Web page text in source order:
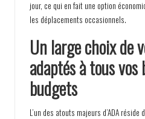
jour, ce qui en fait une option
les déplacements occasionnels.
Un large choix de
adaptés à tous vos
budgets
L’un des atouts majeurs d’ADA